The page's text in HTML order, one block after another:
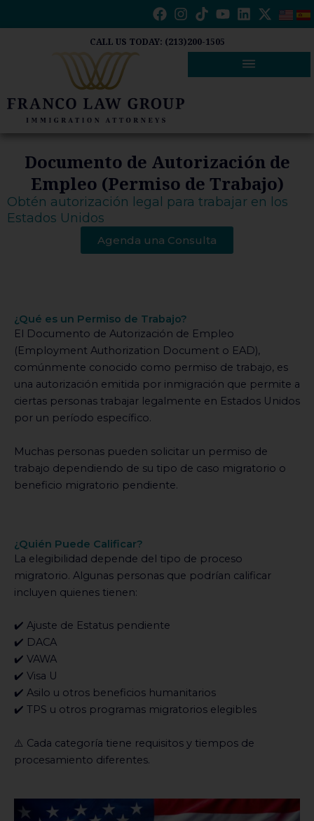
CALL US TODAY: (213)200-1505
Documento de Autorización de
Empleo (Permiso de Trabajo)
Obtén autorización legal para trabajar en los
Estados Unidos
Agenda una Consulta
¿Qué es un Permiso de Trabajo?
El Documento de Autorización de Empleo
(Employment Authorization Document o EAD),
comúnmente conocido como permiso de trabajo, es
una autorización emitida por inmigración que permite a
ciertas personas trabajar legalmente en Estados Unidos
por un período específico.
Muchas personas pueden solicitar un permiso de
trabajo dependiendo de su tipo de caso migratorio o
beneficio migratorio pendiente.
¿Quién Puede Calificar?
La elegibilidad depende del tipo de proceso
migratorio. Algunas personas que podrían calificar
incluyen quienes tienen:
✔️ Ajuste de Estatus pendiente
✔️ DACA
✔️ VAWA
✔️ Visa U
✔️ Asilo u otros beneficios humanitarios
✔️ TPS u otros programas migratorios elegibles
⚠️ Cada categoría tiene requisitos y tiempos de
procesamiento diferentes.